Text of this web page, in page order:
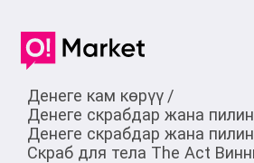
Денеге кам көрүү /
Денеге скрабдар жана
Денеге скрабдар жана
Скраб для тела The Act